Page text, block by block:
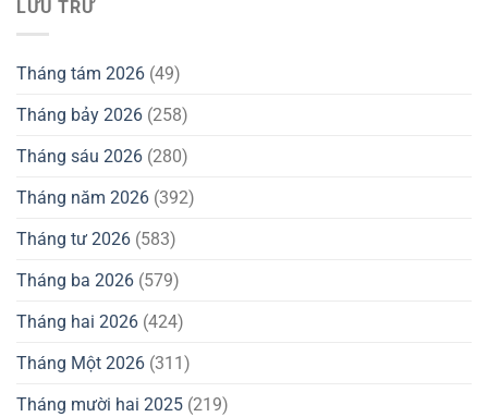
LƯU TRỮ
Tháng tám 2026 (49)
Tháng bảy 2026 (258)
Tháng sáu 2026 (280)
Tháng năm 2026 (392)
Tháng tư 2026 (583)
Tháng ba 2026 (579)
Tháng hai 2026 (424)
Tháng Một 2026 (311)
Tháng mười hai 2025 (219)